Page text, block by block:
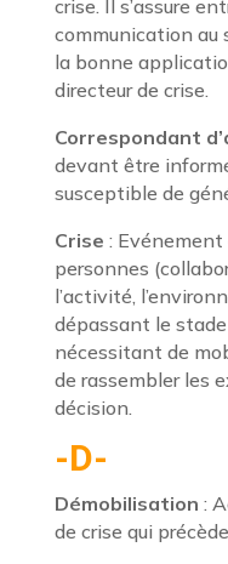
crise. Il s’assure
communication au
la bonne
directeur de crise.
Correspondant
devant être
susceptible de
Crise :
personnes
l’activité,
dépassant le
nécessitant de
de rassembler les
décision.
-D-
Démobilisation :
de crise qui